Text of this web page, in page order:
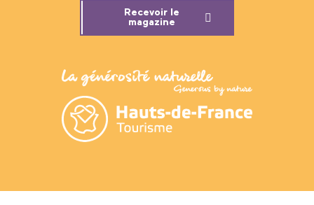
Recevoir le
magazine